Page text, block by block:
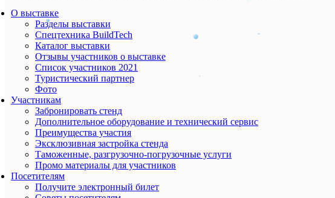
О выставке
Разделы выставки
Спецтехника BuildTech
Каталог выставки
Отзывы участников о выставке
Список участников 2021
Туристический партнер
Фото
Участникам
Забронировать стенд
Дополнительное оборудование и технический сервис
Преимущества участия
Эксклюзивная застройка стенда
Таможенные, разгрузочно-погрузочные услуги
Промо материалы для участников
Посетителям
Получите электронный билет
Donate
Support Ukraine
❤
Share this widget